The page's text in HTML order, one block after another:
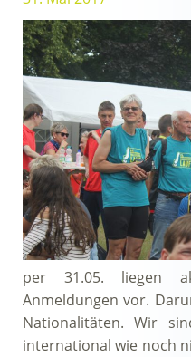
per 31.05. liegen
Anmeldungen vor.
Nationalitäten. Wir
international wie noch